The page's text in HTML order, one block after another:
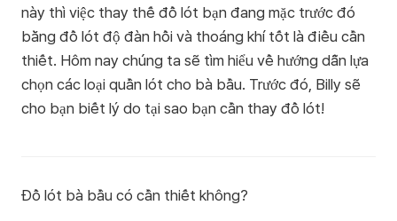
này thì việc thay thế đồ lót bạn đang mặc trước đó
bằng đồ lót độ đàn hồi và thoáng khí tốt là điều cần
thiết. Hôm nay chúng ta sẽ tìm hiểu về hướng dẫn lựa
chọn các loại quần lót cho bà bầu. Trước đó, Billy sẽ
cho bạn biết lý do tại sao bạn cần thay đồ lót!
Đồ lót bà bầu có cần thiết không?